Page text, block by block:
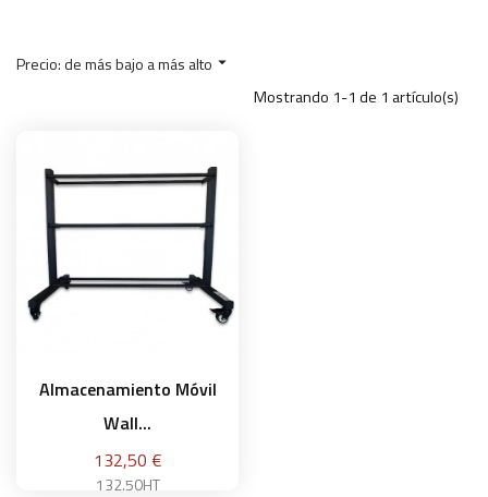
Precio: de más bajo a más alto 
Mostrando 1-1 de 1 artículo(s)
Almacenamiento Móvil
Wall...
Precio
132,50 €
132.50HT